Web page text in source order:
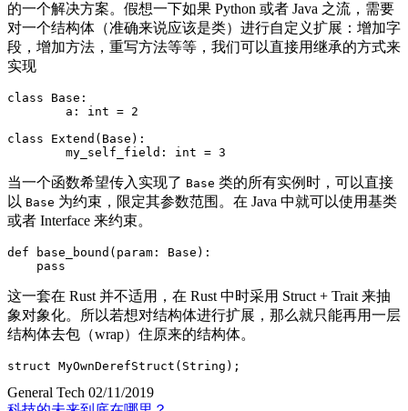
的一个解决方案。 假想一下如果 Python 或者 Java 之流 ， 需要
对一个结构体 （准确来说应该是类） 进行自定义扩展 ： 增加字
段 ， 增加方法 ， 重写方法等等 ， 我们可以直接用继承的方式来
实现
class Base :
	a
: int = 2
class
Extend ( Base ) :
	my_self_field
: int = 3
当一个函数希望传入实现了 Base 类的所有实例时 ， 可以直接
以 Base 为约束 ， 限定其参数范围 。 在 Java 中就可以使用基类
或者 Interface 来约束。
def base_bound ( param : Base ) :
pass
这一套在 Rust 并不适用 ， 在 Rust 中时采用 Struct + Trait 来抽
象对象化。 所以若想对结构体进行扩展 ， 那么就只能再用一层
结构体去包 （wrap） 住原来的结构体。
struct MyOwnDerefStruct ( String ) ;
General Tech 02/11/2019